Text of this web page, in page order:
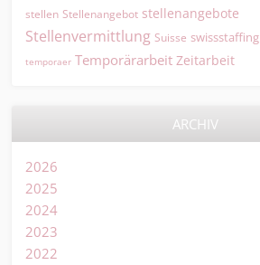
stellen Stellenangebot stellenangebote
Stellenvermittlung Suisse swissstaffing
temporaer Temporärarbeit Zeitarbeit
ARCHIV
2026
2025
2024
2023
2022